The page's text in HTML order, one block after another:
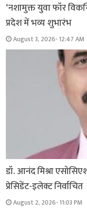
‘नशामुक्त युवा फॉर
प्रदेश में भव्य शुभारंभ
August 3, 2026- 12:47 AM
डॉ. आनंद मिश्रा
प्रेसिडेंट-इलेक्ट निर्वाचित
August 2, 2026- 11:03 PM